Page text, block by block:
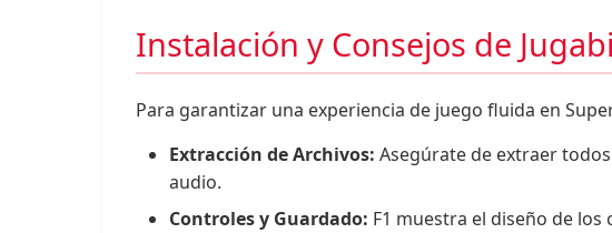
Instalación y Consejos de
Para garantizar una experiencia de juego fluida en
Extracción de Archivos: Asegúrate de extraer
audio.
Controles y Guardado: F1 muestra el diseño de